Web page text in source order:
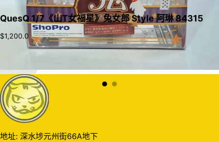
QuesQ 1/7《山T女福星》兔女郎 Style 阿琳 84315
$1,200.0
地址: 深水埗元州街66A地下